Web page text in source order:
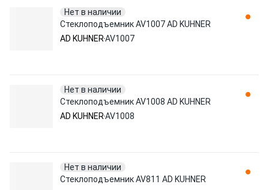
Нет в наличии
Стеклоподъемник AV1007 AD KUHNER
AD KUHNERAV1007
Нет в наличии
Стеклоподъемник AV1008 AD KUHNER
AD KUHNERAV1008
Нет в наличии
Стеклоподъемник AV811 AD KUHNER